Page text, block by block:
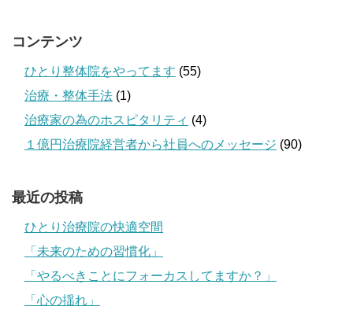
コンテンツ
ひとり整体院をやってます (55)
治療・整体手法 (1)
治療家の為のホスピタリティ (4)
１億円治療院経営者から社員へのメッセージ (90)
最近の投稿
ひとり治療院の快適空間
「未来のための習慣化」
「やるべきことにフォーカスしてますか？」
「心の揺れ」